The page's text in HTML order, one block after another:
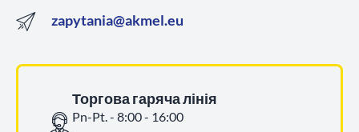
zapytania@akmel.eu
Торгова гаряча лінія
Pn-Pt. - 8:00 - 16:00